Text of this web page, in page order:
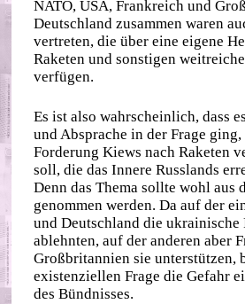
NATO, USA, Frankreich und
Deutschland zusammen waren
vertreten, die über eine eigene
Raketen und sonstigen
verfügen.
Es ist also wahrscheinlich, dass
und Absprache in der Frage
Forderung Kiews nach Raketen
soll, die das Innere Russlands
Denn das Thema sollte wohl
genommen werden. Da auf der
und Deutschland die ukrainische
ablehnten, auf der anderen aber
Großbritannien sie unterstützen,
existenziellen Frage die Gefahr
des Bündnisses.